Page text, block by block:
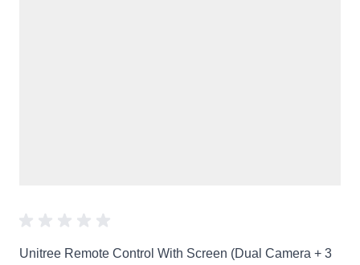
Unitree Remote Control With Screen (Dual Camera + 3